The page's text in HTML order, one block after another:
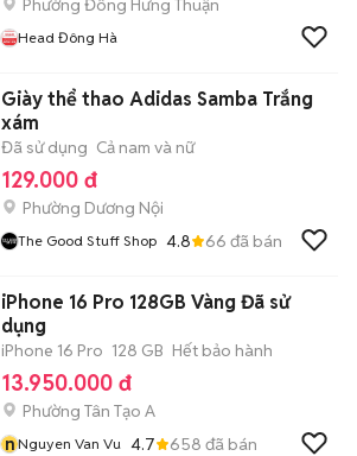
Phường Đông Hưng Thuận
Head Đông Hà
Giày thể thao Adidas Samba Trắng
xám
Đã sử dụng Cả nam và nữ
129.000 đ
Phường Dương Nội
The Good Stuff Shop 4.8 66 đã bán
iPhone 16 Pro 128GB Vàng Đã sử
dụng
iPhone 16 Pro 128 GB Hết bảo hành
13.950.000 đ
Phường Tân Tạo A
nNguyen Van Vu 4.7 658 đã bán